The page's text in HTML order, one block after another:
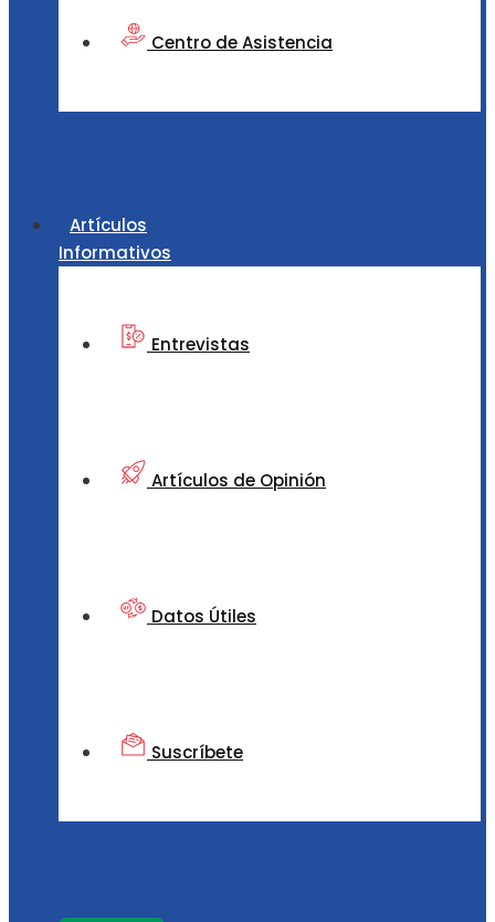
Centro de Asistencia
Artículos
Informativos
Entrevistas
Artículos de Opinión
Datos Útiles
Suscríbete